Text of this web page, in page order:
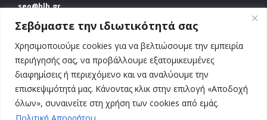
Σεβόμαστε την ιδιωτικότητά σας
Χρησιμοποιούμε cookies για να βελτιώσουμε την εμπειρία
περιήγησής σας, να προβάλλουμε εξατομικευμένες
διαφημίσεις ή περιεχόμενο και να αναλύουμε την
επισκεψιμότητά μας. Κάνοντας κλικ στην επιλογή «Αποδοχή
όλων», συναινείτε στη χρήση των cookies από εμάς.
Πολιτική Απορρήτου
seo@blb.gr